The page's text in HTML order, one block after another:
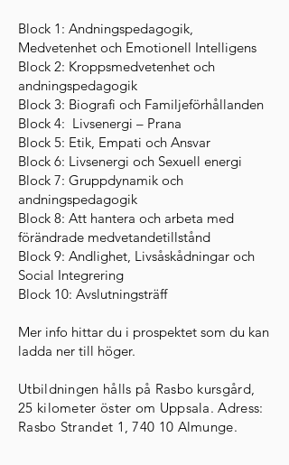
Block 1: Andningspedagogik,
Medvetenhet och Emotionell Intelligens
Block 2: Kroppsmedvetenhet och
andningspedagogik
Block 3: Biografi och Familjeförhållanden
Block 4: Livsenergi – Prana
Block 5: Etik, Empati och Ansvar
Block 6: Livsenergi och Sexuell energi
Block 7: Gruppdynamik och
andningspedagogik
Block 8: Att hantera och arbeta med
förändrade medvetandetillstånd
Block 9: Andlighet, Livsåskådningar och
Social Integrering
Block 10: Avslutningsträff
Mer info hittar du i prospektet som du kan
ladda ner till höger.
Utbildningen hålls på Rasbo kursgård,
25 kilometer öster om Uppsala. Adress:
Rasbo Strandet 1, 740 10 Almunge.